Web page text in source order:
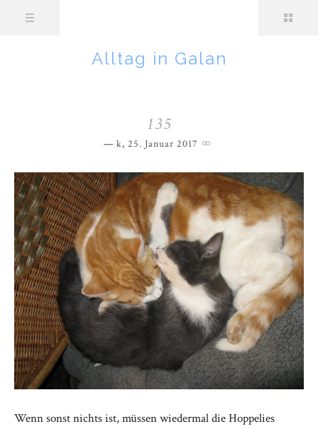
Alltag in Galan
135
k, 25. Januar 2017
Wenn sonst nichts ist, müssen wiedermal die Hoppelies